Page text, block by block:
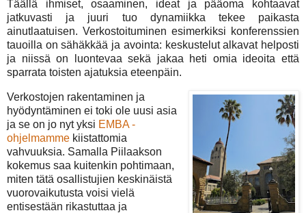
Täällä ihmiset, osaaminen, ideat ja pääoma kohtaavat
jatkuvasti ja juuri tuo dynamiikka tekee paikasta
ainutlaatuisen. Verkostoituminen esimerkiksi konferenssien
tauoilla on sähäkkää ja avointa: keskustelut alkavat helposti
ja niissä on luontevaa sekä jakaa heti omia ideoita että
sparrata toisten ajatuksia eteenpäin.
Verkostojen rakentaminen ja
hyödyntäminen ei toki ole uusi asia
ja se on jo nyt yksi EMBA -
ohjelmamme kiistattomia
vahvuuksia. Samalla Piilaakson
kokemus saa kuitenkin pohtimaan,
miten tätä osallistujien keskinäistä
vuorovaikutusta voisi vielä
entisestään rikastuttaa ja